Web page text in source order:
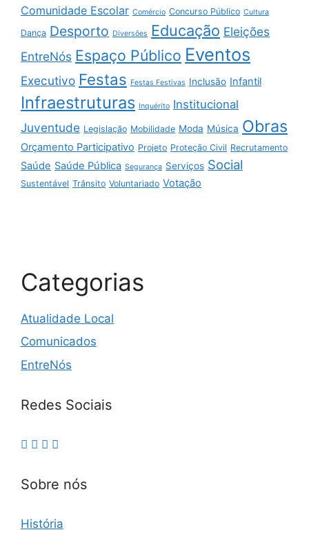
Comunidade Escolar Comércio Concurso Público Cultura
Dança Desporto Diversões Educação Eleições
EntreNós Espaço Público Eventos
Executivo Festas Festas Festivas Inclusão Infantil
Infraestruturas Inquérito Institucional
Juventude Legislação Mobilidade Moda Música Obras
Orçamento Participativo Projeto Proteção Civil Recrutamento
Saúde Saúde Pública Segurança Serviços Social
Sustentável Trânsito Voluntariado Votação
Categorias
Atualidade Local
Comunicados
EntreNós
Redes Sociais
Sobre nós
História